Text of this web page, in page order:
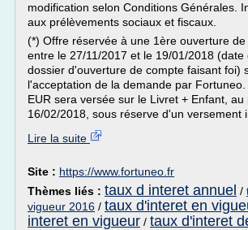
modification selon Conditions Générales.
aux prélèvements sociaux et fiscaux.
(*) Offre réservée à une 1ère ouverture
entre le 27/11/2017 et le 19/01/2018 (date
dossier d'ouverture de compte faisant foi)
l'acceptation de la demande par
EUR sera versée sur le Livret + Enfant, au
16/02/2018, sous réserve d'un versement
Lire la suite
Site : https://www.fortuneo.fr
Thèmes liés : taux d interet annuel /
vigueur 2016 / taux d'interet en
interet en vigueur / taux d'interet